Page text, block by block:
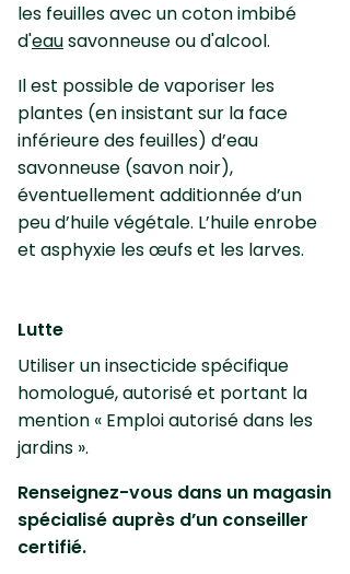
les feuilles avec un coton imbibé
d'eausavonneuse ou d'alcool.
Il est possible de vaporiser les
plantes (en insistant sur la face
inférieure des feuilles) d’eau
savonneuse (savon noir),
éventuellement additionnée d’un
peu d’huile végétale. L’huile enrobe
et asphyxie les œufs et les larves.
Lutte
Utiliser un insecticide spécifique
homologué, autorisé et portant la
mention « Emploi autorisé dans les
jardins ».
Renseignez-vous dans un magasin
spécialisé auprès d’un conseiller
certifié.